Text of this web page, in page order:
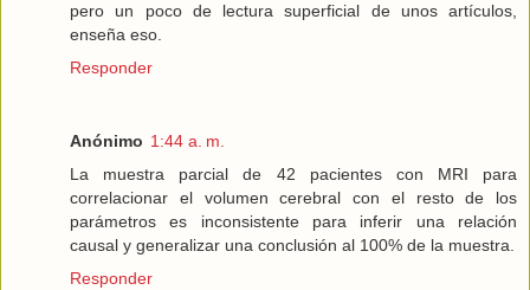
pero un poco de lectura superficial de unos artículos,
enseña eso.
Responder
Anónimo 1:44 a. m.
La muestra parcial de 42 pacientes con MRI para
correlacionar el volumen cerebral con el resto de los
parámetros es inconsistente para inferir una relación
causal y generalizar una conclusión al 100% de la muestra.
Responder